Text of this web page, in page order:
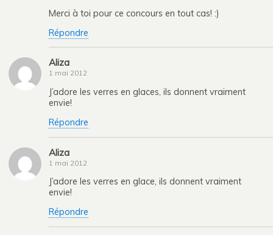
Merci à toi pour ce concours en tout cas! :)
Répondre
Aliza
1 mai 2012
J’adore les verres en glaces, ils donnent vraiment
envie!
Répondre
Aliza
1 mai 2012
J’adore les verres en glace, ils donnent vraiment
envie!
Répondre